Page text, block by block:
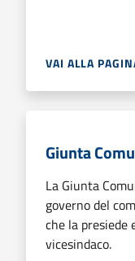
VAI ALLA
Giunta
La Giunta
governo del
che la presiede
vicesindaco.